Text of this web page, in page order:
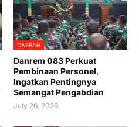
DAERAH
Danrem 083 Perkuat
Pembinaan Personel,
Ingatkan Pentingnya
Semangat Pengabdian
July 26, 2026